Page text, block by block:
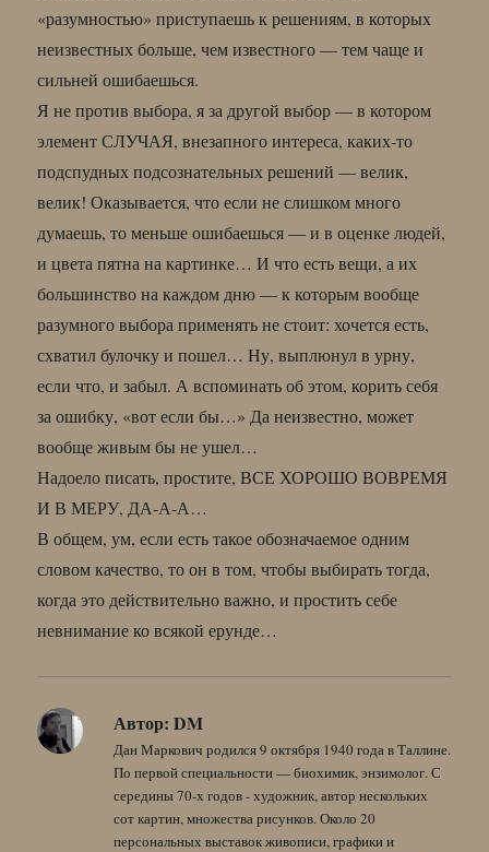
«разумностью» приступаешь к решениям, в которых
неизвестных больше, чем известного — тем чаще и
сильней ошибаешься.
Я не против выбора, я за другой выбор — в котором
элемент СЛУЧАЯ, внезапного интереса, каких-то
подспудных подсознательных решений — велик,
велик! Оказывается, что если не слишком много
думаешь, то меньше ошибаешься — и в оценке людей,
и цвета пятна на картинке… И что есть вещи, а их
большинство на каждом дню — к которым вообще
разумного выбора применять не стоит: хочется есть,
схватил булочку и пошел… Ну, выплюнул в урну,
если что, и забыл. А вспоминать об этом, корить себя
за ошибку, «вот если бы…» Да неизвестно, может
вообще живым бы не ушел…
Надоело писать, простите, ВСЕ ХОРОШО ВОВРЕМЯ
И В МЕРУ, ДА-А-А…
В общем, ум, если есть такое обозначаемое одним
словом качество, то он в том, чтобы выбирать тогда,
когда это действительно важно, и простить себе
невнимание ко всякой ерунде…
Автор: DM
Дан Маркович родился 9 октября 1940 года в Таллине.
По первой специальности — биохимик, энзимолог. С
середины 70-х годов - художник, автор нескольких
сот картин, множества рисунков. Около 20
персональных выставок живописи, графики и